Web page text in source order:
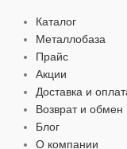
МАТЕРИАЛ
ДИАМЕТР
Каталог
Металлобаза
Прайс
Акции
Доставка и
Возврат и обмен
Блог
О компании